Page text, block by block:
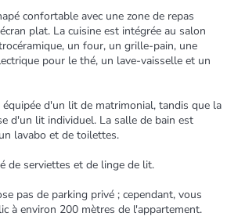
confortable avec une zone de repas
plat. La cuisine est intégrée au salon
un four, un grille-pain, une
pour le thé, un lave-vaisselle et un
d'un lit de matrimonial, tandis que la
d'un lit individuel. La salle de bain est
lavabo et de toilettes.
de serviettes et de linge de lit.
pas de parking privé ; cependant, vous
à environ 200 mètres de l'appartement.